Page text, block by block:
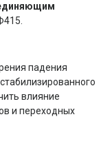
падения
влияние
и переходных